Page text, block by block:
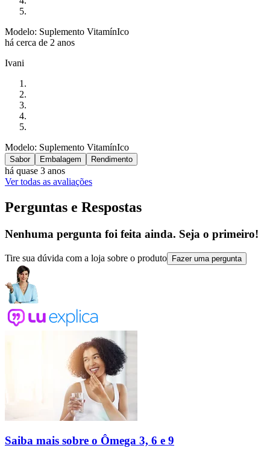
Modelo: Suplemento VitamínIco
há cerca de 2 anos
Ivani
Modelo: Suplemento VitamínIco
Sabor Embalagem Rendimento
há quase 3 anos
Ver todas as avaliações
Perguntas e Respostas
Nenhuma pergunta foi feita ainda. Seja o primeiro!
Tire sua dúvida com a loja sobre o produto Fazer uma pergunta
Saiba mais sobre o Ômega 3, 6 e 9